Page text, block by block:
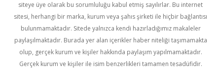
siteye üye olarak bu sorumluluğu kabul etmiş sayılırlar. Bu internet
sitesi, herhangi bir marka, kurum veya şahıs şirketi ile hiçbir bağlantısı
bulunmamaktadır. Sitede yalnızca kendi hazırladığımız makaleler
paylaşılmaktadır. Burada yer alan içerikler haber niteliği taşımamakta
olup, gerçek kurum ve kişiler hakkında paylaşım yapılmamaktadır.
Gerçek kurum ve kişiler ile isim benzerlikleri tamamen tesadüfidir.